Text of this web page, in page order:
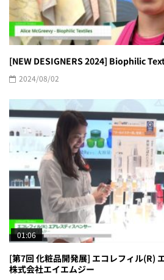
[NEW DESIGNERS 2024] Biophilic
2024/08/02
01:06
[第7回 化粧品開発展] エコレフィル(R)
株式会社エイエムジー